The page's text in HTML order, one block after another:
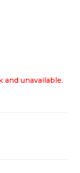
unavailable.